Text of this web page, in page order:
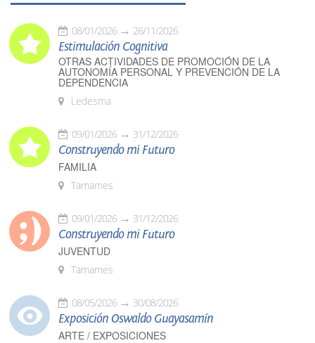
08/01/2026 26/11/2026
Estimulación Cognitiva
OTRAS ACTIVIDADES DE PROMOCIÓN DE LA
AUTONOMÍA PERSONAL Y PREVENCIÓN DE LA
DEPENDENCIA
Ledesma
09/01/2026 31/12/2026
Construyendo mi Futuro
FAMILIA
Tamames
09/01/2026 31/12/2026
Construyendo mi Futuro
JUVENTUD
Tamames
08/05/2026 30/08/2026
Exposición Oswaldo Guayasamín
ARTE / EXPOSICIONES